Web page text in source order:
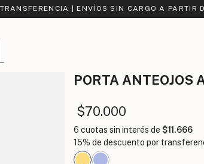
| ENVÍOS SIN CARGO A PARTIR
PORTA ANTEOJOS
$70.000
6 cuotas sin interés de $11.666